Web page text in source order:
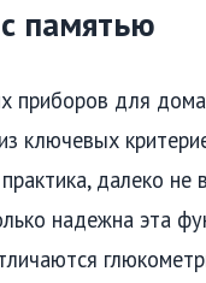
памятью
приборов для
ключевых
далеко
надежна эта